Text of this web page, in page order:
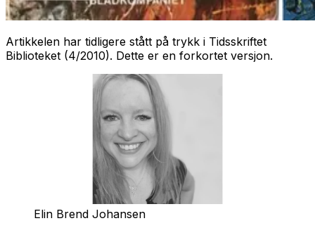
Artikkelen har tidligere stått på trykk i Tidsskriftet
Biblioteket (4/2010). Dette er en forkortet versjon.
Elin Brend Johansen